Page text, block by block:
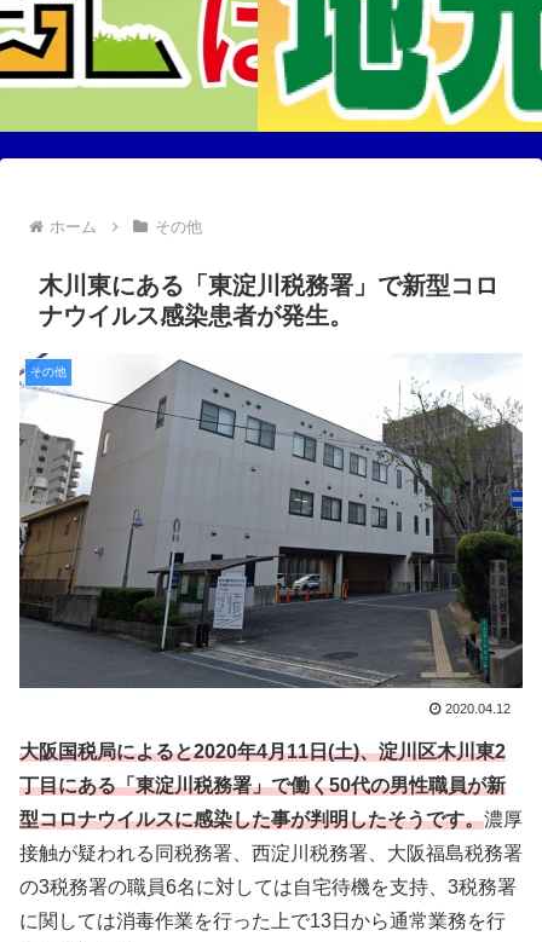
ホーム その他
木川東にある「東淀川税務署」で新型コロ
ナウイルス感染患者が発生。
その他
2020.04.12
大阪国税局によると2020年4月11日(土)、淀川区木川東2
丁目にある「東淀川税務署」で働く50代の男性職員が新
型コロナウイルスに感染した事が判明したそうです。濃厚
接触が疑われる同税務署、西淀川税務署、大阪福島税務署
の3税務署の職員6名に対しては自宅待機を支持、3税務署
に関しては消毒作業を行った上で13日から通常業務を行